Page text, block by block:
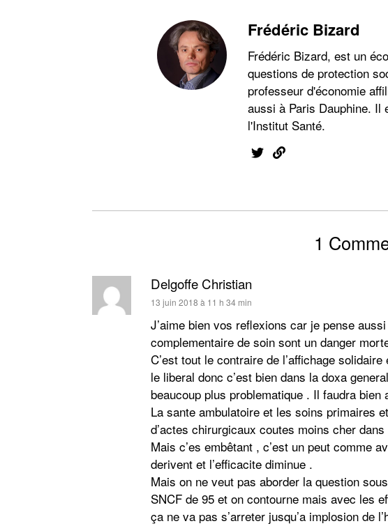
Frédéric Bizard
Frédéric Bizard, est un
questions de protection
professeur d'économie
aussi à Paris Dauphine. Il
l'Institut Santé.
1
Delgoffe Christian
dit :
13 juin 2018 à 11 h 34 min
J’aime bien vos reflexions car je pense
complementaire de soin sont un danger
C’est tout le contraire de l’affichage
le liberal donc c’est bien dans la doxa
beaucoup plus problematique . Il faudra bien
La sante ambulatoire et les soins primaires
d’actes chirurgicaux coutes moins cher
Mais c’es embêtant , c’est un peut comme
derivent et l’efficacite diminue .
Mais on ne veut pas aborder la question
SNCF de 95 et on contourne mais avec les
ça ne va pas s’arreter jusqu’a implosion de